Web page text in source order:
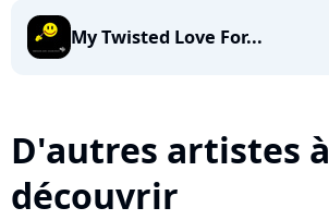
My Twisted Love For...
D'autres artistes à
découvrir